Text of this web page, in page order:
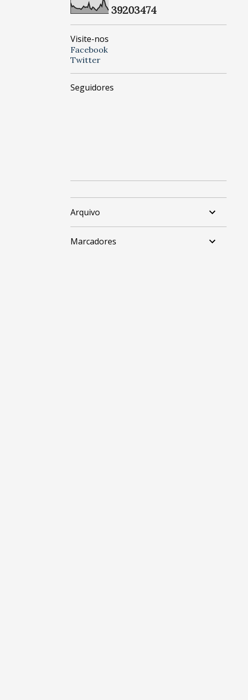
39203474
Visite-nos
Facebook
Twitter
Seguidores
Arquivo
Marcadores